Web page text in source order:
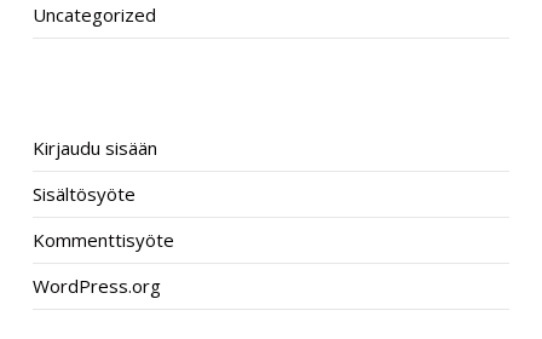
Uncategorized
Kirjaudu sisään
Sisältösyöte
Kommenttisyöte
WordPress.org